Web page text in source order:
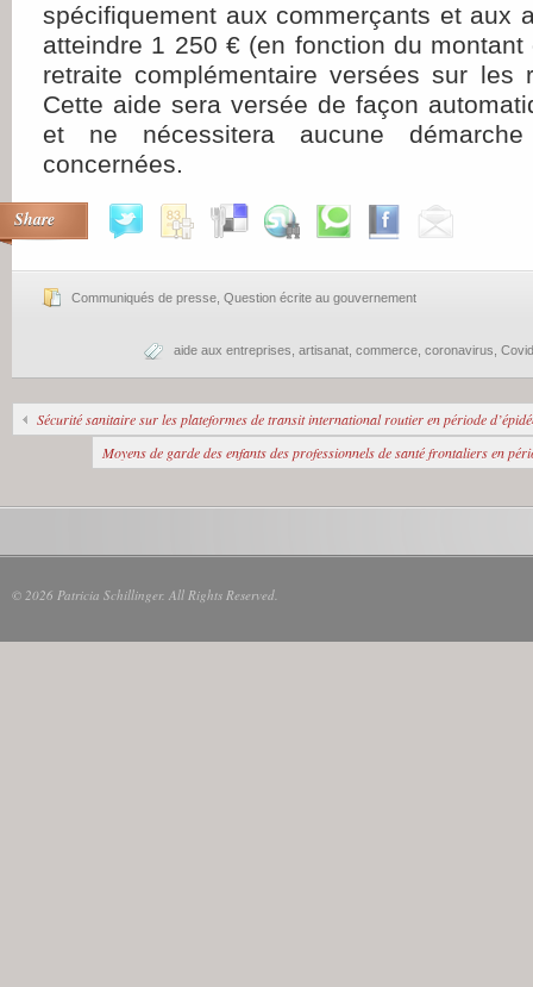
spécifiquement aux commerçants et aux
atteindre 1 250 € (en fonction du
retraite complémentaire versées sur les
Cette aide sera versée de façon
et ne nécessitera aucune
concernées.
Share
Communiqués de presse Question écrite au gouvernement
aide aux entreprises artisanat commerce coronavirus
Sécurité sanitaire sur les plateformes de transit international routier en période
Moyens de garde des enfants des professionnels de santé frontaliers en
© 2026 Patricia Schillinger. All Rights Reserved.